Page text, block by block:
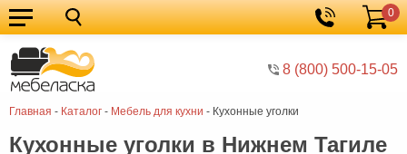
8 (800) 500-15-05
Корзина
0
Главная - Каталог - Мебель для кухни - Кухонные уголки
Кухонные
гарнитуры
Мебель
для
кухни
Мебель
для
спальни
Кровати
Шкафы
Кухонные уголки в Нижнем Тагиле